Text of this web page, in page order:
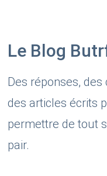
Le Blog
Des réponses,
des articles écrits
permettre de tout
pair.